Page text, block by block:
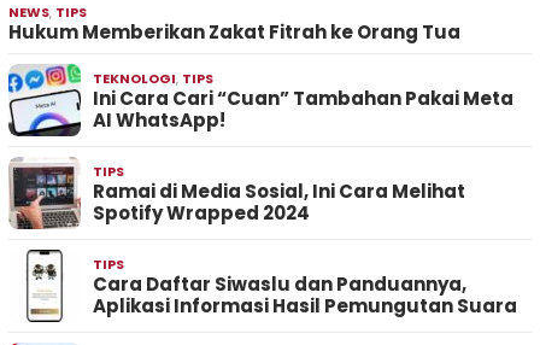
NEWS, TIPS
Hukum Memberikan Zakat Fitrah ke Orang Tua
TEKNOLOGI, TIPS
Ini Cara Cari “Cuan” Tambahan Pakai Meta
AI WhatsApp!
TIPS
Ramai di Media Sosial, Ini Cara Melihat
Spotify Wrapped 2024
TIPS
Cara Daftar Siwaslu dan Panduannya,
Aplikasi Informasi Hasil Pemungutan Suara